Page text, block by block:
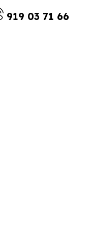
919 03 71 66